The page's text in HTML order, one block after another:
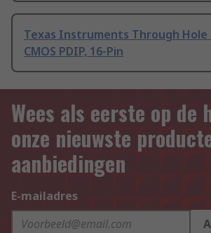
Texas Instruments Through
CMOS PDIP, 16-Pin
Wees als eerste op de
onze nieuwste
aanbiedingen
E-mailadres